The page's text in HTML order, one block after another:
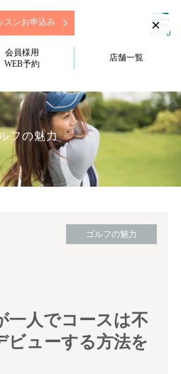
スンお申込み
会員様用
WEB予約
店舗一覧
フの魅力
ゴルフの魅力
一人でコースは不
ビューする方法を
×